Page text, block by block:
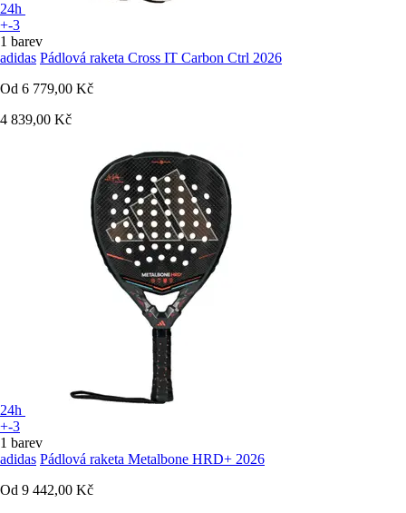
24h
+-3
1 barev
adidas Pádlová raketa Cross IT Carbon Ctrl 2026
Od 6 779,00 Kč
4 839,00 Kč
24h
+-3
1 barev
adidas Pádlová raketa Metalbone HRD+ 2026
Od 9 442,00 Kč